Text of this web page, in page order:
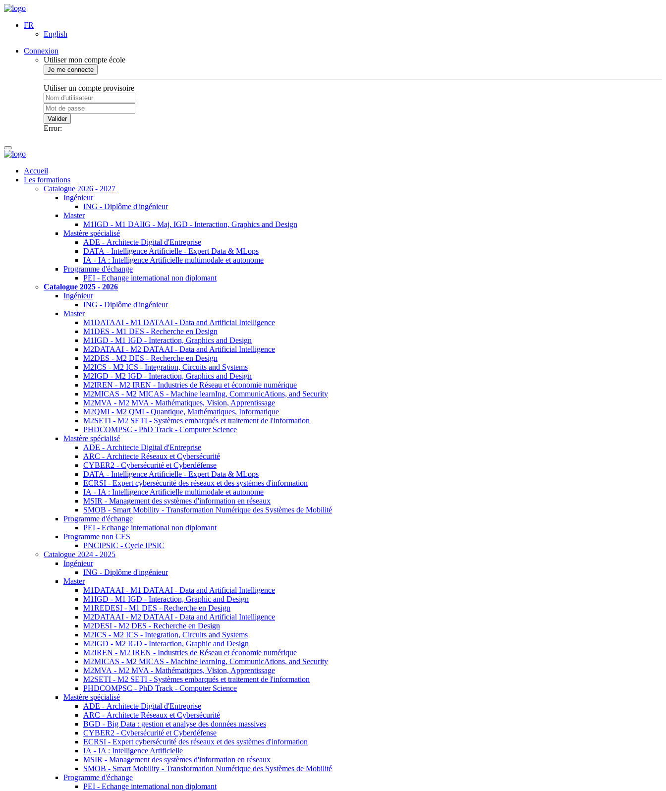
FR
English
Connexion
Utiliser mon compte école
Je me connecte
Utiliser un compte provisoire
Valider
Error:
Accueil
Les formations
Catalogue 2026 - 2027
Ingénieur
ING - Diplôme d'ingénieur
Master
M1IGD - M1 DAIIG - Maj. IGD - Interaction, Graphics and Design
Mastère spécialisé
ADE - Architecte Digital d'Entreprise
DATA - Intelligence Artificielle - Expert Data & MLops
IA - IA : Intelligence Artificielle multimodale et autonome
Programme d'échange
PEI - Echange international non diplomant
Catalogue 2025 - 2026
Ingénieur
ING - Diplôme d'ingénieur
Master
M1DATAAI - M1 DATAAI - Data and Artificial Intelligence
M1DES - M1 DES - Recherche en Design
M1IGD - M1 IGD - Interaction, Graphics and Design
M2DATAAI - M2 DATAAI - Data and Artificial Intelligence
M2DES - M2 DES - Recherche en Design
M2ICS - M2 ICS - Integration, Circuits and Systems
M2IGD - M2 IGD - Interaction, Graphics and Design
M2IREN - M2 IREN - Industries de Réseau et économie numérique
M2MICAS - M2 MICAS - Machine learnIng, CommunicAtions, and Security
M2MVA - M2 MVA - Mathématiques, Vision, Apprentissage
M2QMI - M2 QMI - Quantique, Mathématiques, Informatique
M2SETI - M2 SETI - Systèmes embarqués et traitement de l'information
PHDCOMPSC - PhD Track - Computer Science
Mastère spécialisé
ADE - Architecte Digital d'Entreprise
ARC - Architecte Réseaux et Cybersécurité
CYBER2 - Cybersécurité et Cyberdéfense
DATA - Intelligence Artificielle - Expert Data & MLops
ECRSI - Expert cybersécurité des réseaux et des systèmes d'information
IA - IA : Intelligence Artificielle multimodale et autonome
MSIR - Management des systèmes d'information en réseaux
SMOB - Smart Mobility - Transformation Numérique des Systèmes de Mobilité
Programme d'échange
PEI - Echange international non diplomant
Programme non CES
PNCIPSIC - Cycle IPSIC
Catalogue 2024 - 2025
Ingénieur
ING - Diplôme d'ingénieur
Master
M1DATAAI - M1 DATAAI - Data and Artificial Intelligence
M1IGD - M1 IGD - Interaction, Graphic and Design
M1REDESI - M1 DES - Recherche en Design
M2DATAAI - M2 DATAAI - Data and Artificial Intelligence
M2DESI - M2 DES - Recherche en Design
M2ICS - M2 ICS - Integration, Circuits and Systems
M2IGD - M2 IGD - Interaction, Graphic and Design
M2IREN - M2 IREN - Industries de Réseau et économie numérique
M2MICAS - M2 MICAS - Machine learnIng, CommunicAtions, and Security
M2MVA - M2 MVA - Mathématiques, Vision, Apprentissage
M2SETI - M2 SETI - Systèmes embarqués et traitement de l'information
PHDCOMPSC - PhD Track - Computer Science
Mastère spécialisé
ADE - Architecte Digital d'Entreprise
ARC - Architecte Réseaux et Cybersécurité
BGD - Big Data : gestion et analyse des données massives
CYBER2 - Cybersécurité et Cyberdéfense
ECRSI - Expert cybersécurité des réseaux et des systèmes d'information
IA - IA : Intelligence Artificielle
MSIR - Management des systèmes d'information en réseaux
SMOB - Smart Mobility - Transformation Numérique des Systèmes de Mobilité
Programme d'échange
PEI - Echange international non diplomant